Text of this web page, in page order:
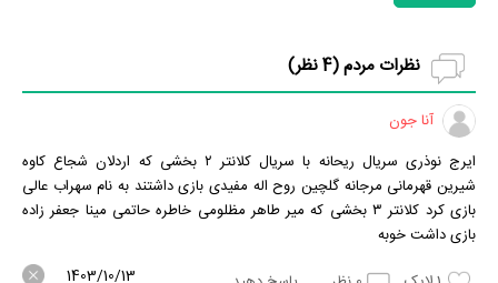
نظرات مردم (4نظر)
آنا جون
ایرج نوذری سریال ریحانه با سریال کلانتر ۲ بخشی که اردلان شجاع کاوه
شیرین قهرمانی مرجانه گلچین روح اله مفیدی بازی داشتند به نام سهراب عالی
بازی کرد کلانتر ۳ بخشی که میر طاهر مظلومی خاطره حاتمی مینا جعفر زاده
بازی داشت خوبه
1403/10/13